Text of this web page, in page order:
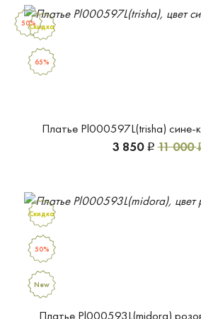
50%
Платье Pl000597L(trisha) сине-
3 850 Р 11 000
Скидка
65%
Платье Pl000593L(midora)
Скидка
50%
New